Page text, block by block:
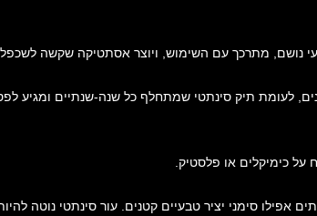
נושם, מתרכך עם השימוש, ויוצר אסתטיקה שקשה
לעומת תיק סינתטי שמתחלף כל שנה-שנתיים ומגיע
על כימיקלים או פלסטיק.
אפילו סימני יציר טבעיים קטנים. עור סינתטי נוטה